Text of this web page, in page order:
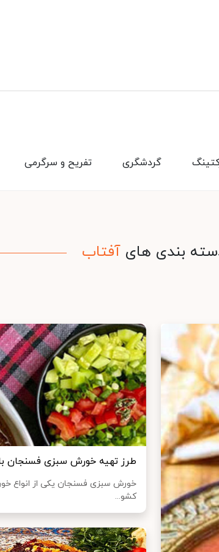
تفریح و سرگرمی گردشگری
بندی های آفتاب
طرز تهیه خورش سبزی فسنجان
خورش سبزی فسنجان یکی از انواع
کشو...